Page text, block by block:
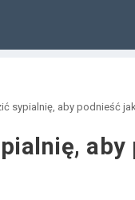
sypialnię, aby podnieść